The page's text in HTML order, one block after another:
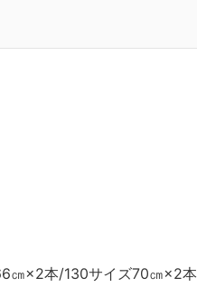
㎝×2本/130サイズ70㎝×2本